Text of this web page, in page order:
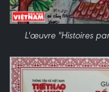
L'œuvre "Histoires